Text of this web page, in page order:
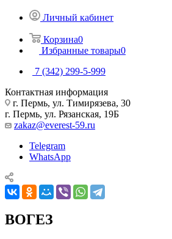
Личный кабинет
Корзина0
Избранные товары0
7 (342) 299-5-999
Контактная информация
г. Пермь, ул. Тимирязева, 30
г. Пермь, ул. Рязанская, 19Б
zakaz@everest-59.ru
Telegram
WhatsApp
ВОГЕЗ